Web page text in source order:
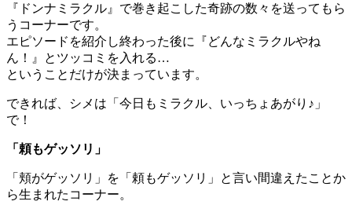
『ドンナミラクル』で巻き起こした奇跡の数々を送ってもら
うコーナーです。
エピソードを紹介し終わった後に『どんなミラクルやね
ん！』とツッコミを入れる…
ということだけが決まっています。
できれば、シメは「今日もミラクル、いっちょあがり♪」
で！
「頼もゲッソリ」
「頬がゲッソリ」を「頼もゲッソリ」と言い間違えたことか
ら生まれたコーナー。